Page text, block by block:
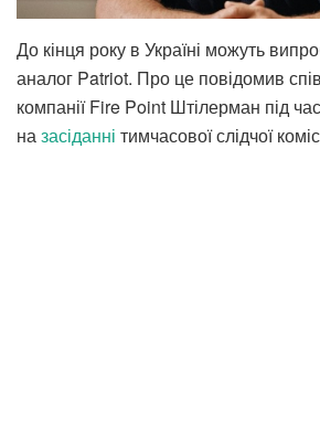
До кінця року в Україні можуть
аналог Patriot. Про це повідомив
компанії Fire Point Штілерман під
назасіданні тимчасової слідчої